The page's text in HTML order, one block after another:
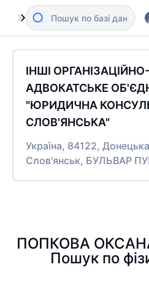
ІНШІ
АДВОКАТСЬКЕ
"ЮРИДИЧНА
СЛОВ'ЯНСЬКА"
Україна, 84122,
Слов'янськ, БУЛЬВАР
ПОПКОВА
Пошук по